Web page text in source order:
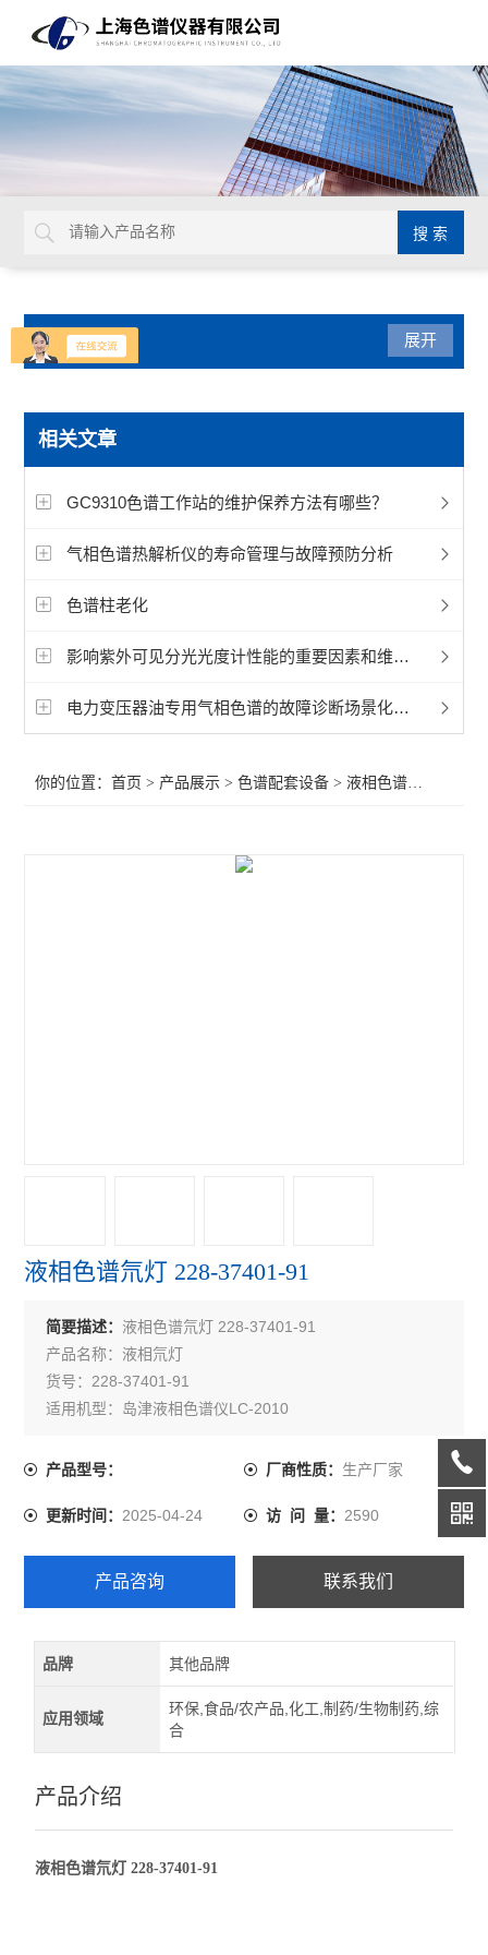
产品分类
样品瓶
液相色谱配件
气相色谱配件
滤膜滤器
气相色谱柱
发生器
展开
相关文章
GC9310色谱工作站的维护保养方法有哪些？
气相色谱热解析仪的寿命管理与故障预防分析
色谱柱老化
影响紫外可见分光光度计性能的重要因素和维护方法
电力变压器油专用气相色谱的故障诊断场景化应用分享
你的位置：首页 > 产品展示 >色谱配套设备 >液相色谱配件
液相色谱氘灯 228-37401-91
简要描述： 液相色谱氘灯 228-37401-91
产品名称：液相氘灯
货号：228-37401-91
适用机型：岛津液相色谱仪LC-2010
产品型号： 厂商性质： 生产厂家
更新时间：2025-04-24 访 问 量： 2590
产品咨询 联系我们
品牌 其他品牌
应用领域
环保,食品/农产品,化工,制药/生物制药,综
合
产品介绍
液相色谱氘灯 228-37401-91